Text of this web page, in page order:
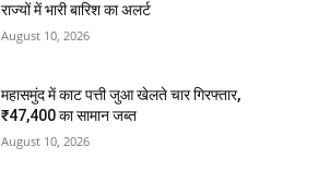
राज्यों में भारी बारिश का अलर्ट
August 10, 2026
महासमुंद में काट पत्ती जुआ खेलते चार गिरफ्तार,
₹47,400 का सामान जब्त
August 10, 2026